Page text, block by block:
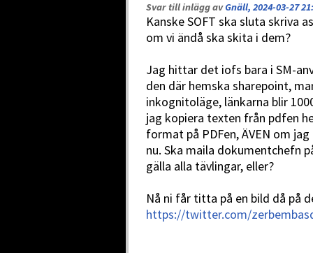
Svar till inlägg avGnäll, 2024-03-27
Kanske SOFT ska sluta skriva
om vi ändå ska skita i dem?
Jag hittar det iofs bara i SM-
den där hemska sharepoint,
inkognitoläge, länkarna blir
jag kopiera texten från pdfen
format på PDFen, ÄVEN om
nu. Ska maila dokumentchefn
gälla alla tävlingar, eller?
Nå ni får titta på en bild då på
https://twitter.com/